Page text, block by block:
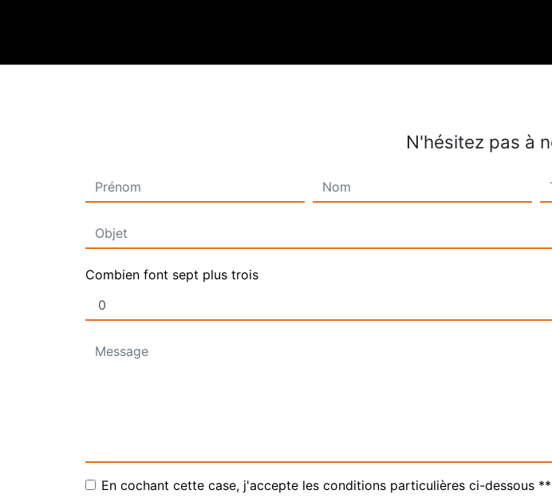
N'hésitez pas à
Combien font sept plus trois
En cochant cette case, j'accepte les conditions particulières ci-dessous **